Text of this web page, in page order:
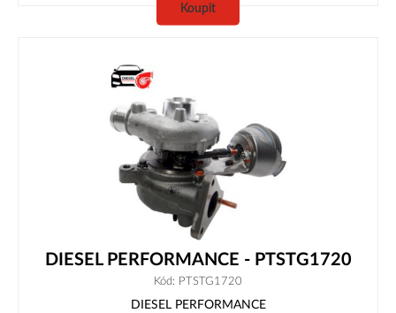
Koupit
DIESEL PERFORMANCE - PTSTG1720
Kód: PTSTG1720
DIESEL PERFORMANCE